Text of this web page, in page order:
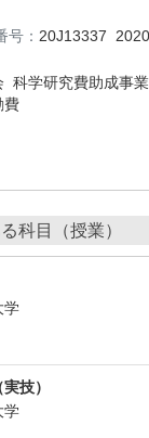
号： 20J13337
科学研究費助成事
費
科目（授業）
学
技）
学